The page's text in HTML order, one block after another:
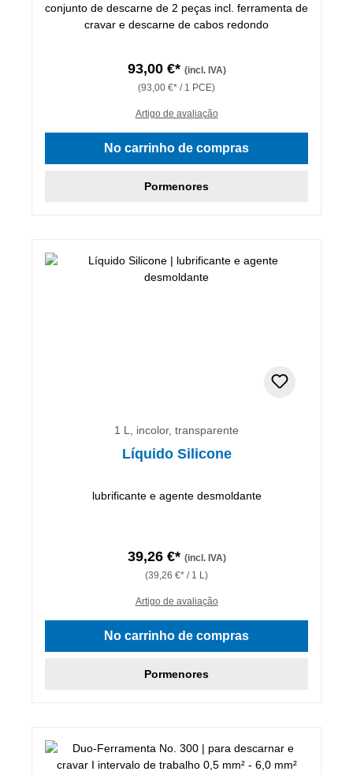
conjunto de descarne de 2 peças incl. ferramenta de
cravar e descarne de cabos redondo
93,00 €* (incl. IVA)
(93,00 €* / 1 PCE)
Artigo de avaliação
No carrinho de compras
Pormenores
1 L, incolor, transparente
Líquido Silicone
lubrificante e agente desmoldante
39,26 €* (incl. IVA)
(39,26 €* / 1 L)
Artigo de avaliação
No carrinho de compras
Pormenores